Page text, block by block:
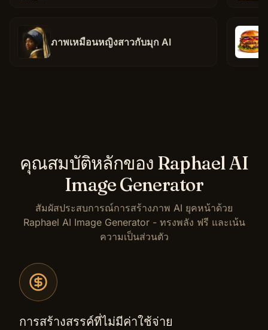
ภาพเหมือนหญิงสาวกับมุก AI
คุณสมบัติหลักของ Raphael AI
Image Generator
สัมผัสประสบการณ์การสร้างภาพ AI ยุคหน้าด้วย
Raphael AI Image Generator - ทรงพลัง ฟรี และเน้น
ความเป็นส่วนตัว
การสร้างสรรค์ที่ไม่มีค่าใช้จ่าย